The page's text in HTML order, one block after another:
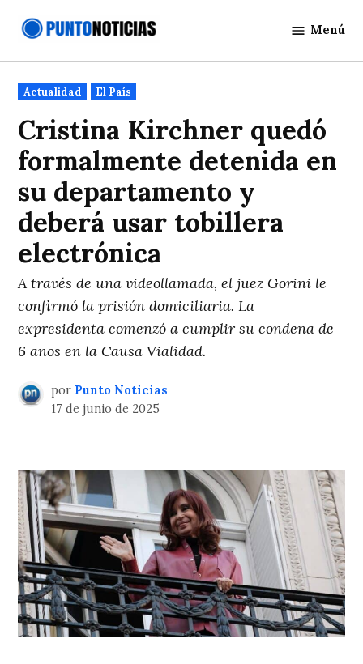
Noticias
Menú
Publicado
en
Actualidad El País
Cristina Kirchner quedó
formalmente detenida en
su departamento y
deberá usar tobillera
electrónica
A través de una videollamada, el juez Gorini le
confirmó la prisión domiciliaria. La
expresidenta comenzó a cumplir su condena de
6 años en la Causa Vialidad.
por Punto Noticias
17 de junio de 2025